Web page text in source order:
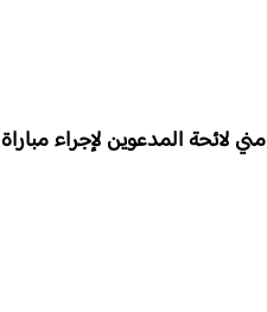
لائحة المدعوين لإجراء